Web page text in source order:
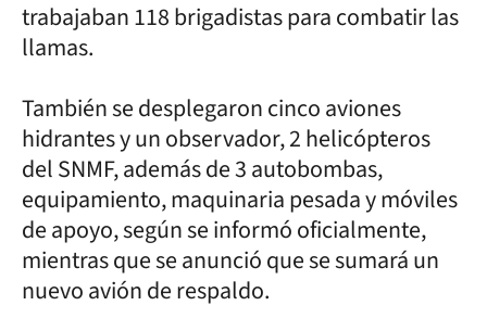
trabajaban 118 brigadistas para combatir las
llamas.
También se desplegaron cinco aviones
hidrantes y un observador, 2 helicópteros
del SNMF, además de 3 autobombas,
equipamiento, maquinaria pesada y móviles
de apoyo, según se informó oficialmente,
mientras que se anunció que se sumará un
nuevo avión de respaldo.